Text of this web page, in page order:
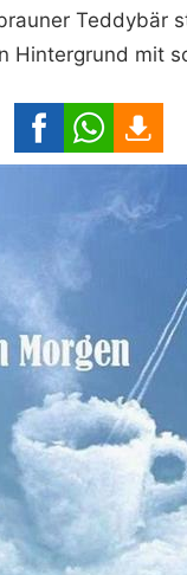
Teddybär
Hintergrund mit